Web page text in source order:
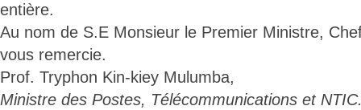
entière.
Au nom de S.E Monsieur le Premier Ministre,
vous remercie.
Prof. Tryphon Kin-kiey Mulumba,
Ministre des Postes, Télécommunications et